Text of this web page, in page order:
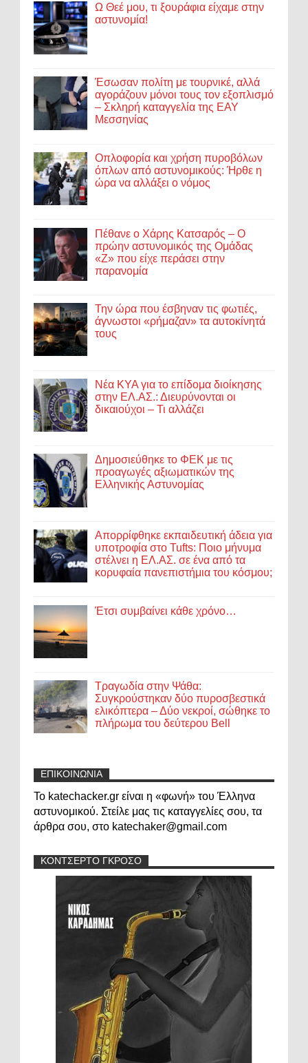
Ω Θεέ μου, τι ξουράφια είχαμε στην
αστυνομία!
Έσωσαν πολίτη με τουρνικέ, αλλά
αγοράζουν μόνοι τους τον εξοπλισμό
– Σκληρή καταγγελία της ΕΑΥ
Μεσσηνίας
Οπλοφορία και χρήση πυροβόλων
όπλων από αστυνομικούς: Ήρθε η
ώρα να αλλάξει ο νόμος
Πέθανε ο Χάρης Κατσαρός – Ο
πρώην αστυνομικός της Ομάδας
«Ζ» που είχε περάσει στην
παρανομία
Την ώρα που έσβηναν τις φωτιές,
άγνωστοι «ρήμαζαν» τα αυτοκίνητά
τους
Νέα ΚΥΑ για το επίδομα διοίκησης
στην ΕΛ.ΑΣ.: Διευρύνονται οι
δικαιούχοι – Τι αλλάζει
Δημοσιεύθηκε το ΦΕΚ με τις
προαγωγές αξιωματικών της
Ελληνικής Αστυνομίας
Απορρίφθηκε εκπαιδευτική άδεια για
υποτροφία στο Tufts: Ποιο μήνυμα
στέλνει η ΕΛ.ΑΣ. σε ένα από τα
κορυφαία πανεπιστήμια του κόσμου;
Έτσι συμβαίνει κάθε χρόνο…
Τραγωδία στην Ψάθα:
Συγκρούστηκαν δύο πυροσβεστικά
ελικόπτερα – Δύο νεκροί, σώθηκε το
πλήρωμα του δεύτερου Bell
ΕΠΙΚΟΙΝΩΝΙΑ
Το katechacker.gr είναι η «φωνή» του Έλληνα
αστυνομικού. Στείλε μας τις καταγγελίες σου, τα
άρθρα σου, στο katechaker@gmail.com
ΚΟΝΤΣΕΡΤΟ ΓΚΡΟΣΟ